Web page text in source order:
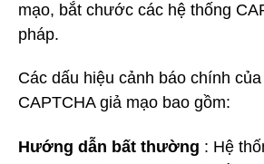
mạo, bắt chước các hệ thống
pháp.
Các dấu hiệu cảnh báo chính
CAPTCHA giả mạo bao gồm:
Hướng dẫn bất thường : Hệ